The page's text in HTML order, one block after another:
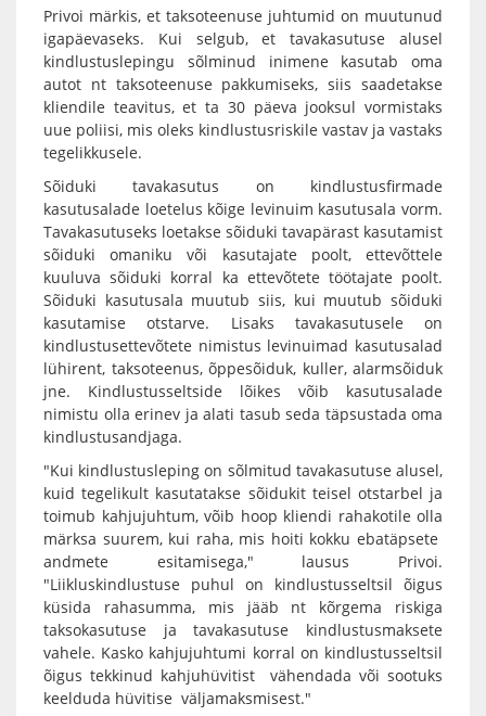
Privoi märkis, et taksoteenuse juhtumid on muutunud
igapäevaseks. Kui selgub, et tavakasutuse alusel
kindlustuslepingu sõlminud inimene kasutab oma
autot nt taksoteenuse pakkumiseks, siis saadetakse
kliendile teavitus, et ta 30 päeva jooksul vormistaks
uue poliisi, mis oleks kindlustusriskile vastav ja vastaks
tegelikkusele.
Sõiduki tavakasutus on kindlustusfirmade
kasutusalade loetelus kõige levinuim kasutusala vorm.
Tavakasutuseks loetakse sõiduki tavapärast kasutamist
sõiduki omaniku või kasutajate poolt, ettevõttele
kuuluva sõiduki korral ka ettevõtete töötajate poolt.
Sõiduki kasutusala muutub siis, kui muutub sõiduki
kasutamise otstarve. Lisaks tavakasutusele on
kindlustusettevõtete nimistus levinuimad kasutusalad
lühirent, taksoteenus, õppesõiduk, kuller, alarmsõiduk
jne. Kindlustusseltside lõikes võib kasutusalade
nimistu olla erinev ja alati tasub seda täpsustada oma
kindlustusandjaga.
"Kui kindlustusleping on sõlmitud tavakasutuse alusel,
kuid tegelikult kasutatakse sõidukit teisel otstarbel ja
toimub kahjujuhtum, võib hoop kliendi rahakotile olla
märksa suurem, kui raha, mis hoiti kokku ebatäpsete
andmete esitamisega," lausus Privoi.
"Liikluskindlustuse puhul on kindlustusseltsil õigus
küsida rahasumma, mis jääb nt kõrgema riskiga
taksokasutuse ja tavakasutuse kindlustusmaksete
vahele. Kasko kahjujuhtumi korral on kindlustusseltsil
õigus tekkinud kahjuhüvitist vähendada või sootuks
keelduda hüvitise väljamaksmisest."